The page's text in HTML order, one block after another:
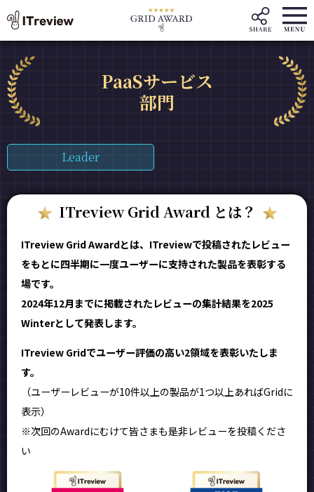
PaaSサービス
部門
Leader
ITreview Grid Award とは？
ITreview Grid Awardとは、ITreviewで投稿されたレビュー
をもとに四半期に一度ユーザーに支持された製品を表彰する
場です。
2024年12月までに掲載されたレビューの集計結果を2025
Winterとして発表します。
ITreview Gridでユーザー評価の高い2領域を表彰いたしま
す。
（ユーザーレビューが10件以上の製品が1つ以上あればGridに
表示）
※次回のAwardにむけて皆さまも是非レビューを投稿くださ
い